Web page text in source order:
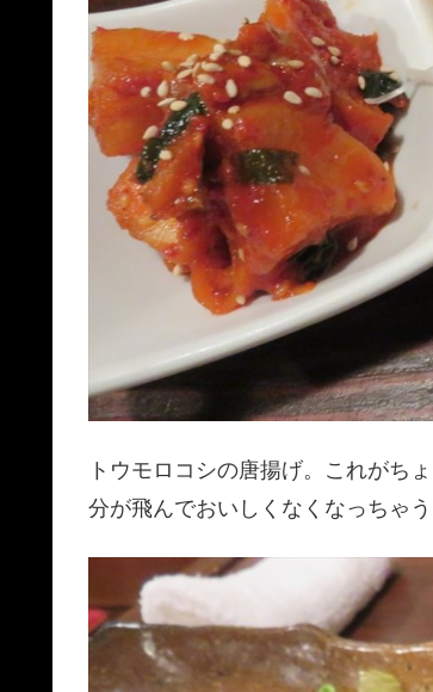
トウモロコシの唐揚げ。これがち
分が飛んでおいしくなくなっちゃ